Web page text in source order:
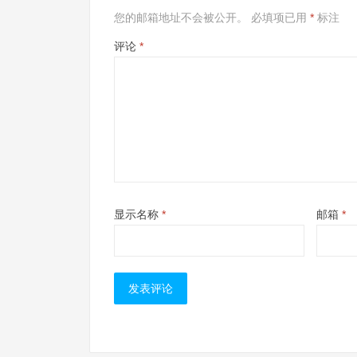
您的邮箱地址不会被公开。 必填项已用 * 标注
评论 *
显示名称 * 邮箱 *